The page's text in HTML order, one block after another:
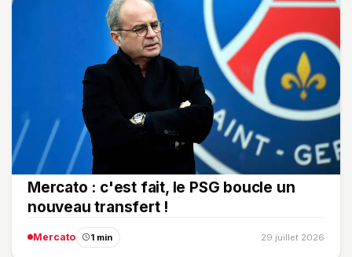
Mercato : c'est fait, le PSG boucle un
nouveau transfert !
Mercato 1 min 29 juillet 2026